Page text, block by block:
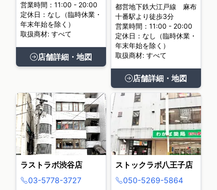
営業時間：11:00 - 20:00
定休日：なし（臨時休業・
年末年始を除く）
取扱商材: すべて
店舗詳細・地図
都営地下鉄大江戸線 麻布
十番駅より徒歩3分
営業時間：11:00 - 20:00
定休日：なし（臨時休業・
年末年始を除く）
取扱商材: すべて
店舗詳細・地図
ラストラボ渋谷店
03-5778-3727
ストックラボ八王子店
050-5269-5864